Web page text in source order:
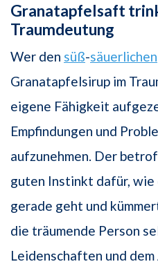
Granatapfelsaft
Traumdeutung
Wer den süß-säuerlichen
Granatapfelsirup im
eigene Fähigkeit
Empfindungen und
aufzunehmen. Der
guten Instinkt dafür, wie
gerade geht und
die träumende Person
Leidenschaften und